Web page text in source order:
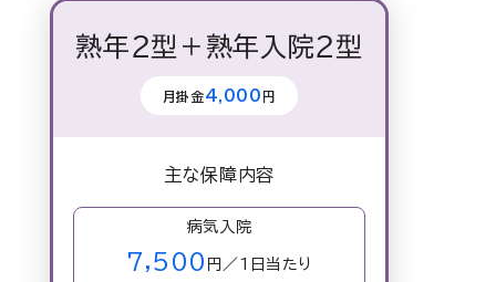
熟年２型＋熟年入院２型
月掛金4,000 円
主な保障内容
病気入院
7,500 円／1日当たり